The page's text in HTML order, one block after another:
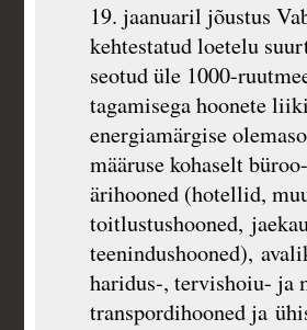
19. jaanuaril jõustus
kehtestatud loetelu
seotud üle 1000-
tagamisega hoonete
energiamärgise
määruse kohaselt
ärihooned (hotellid,
toitlustushooned,
teenindushooned),
haridus-, tervishoiu- ja
transpordihooned ja